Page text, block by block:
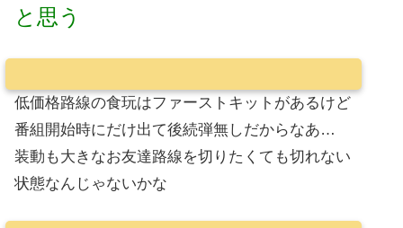
と思う
低価格路線の食玩はファーストキットがあるけど
番組開始時にだけ出て後続弾無しだからなあ…
装動も大きなお友達路線を切りたくても切れない
状態なんじゃないかな